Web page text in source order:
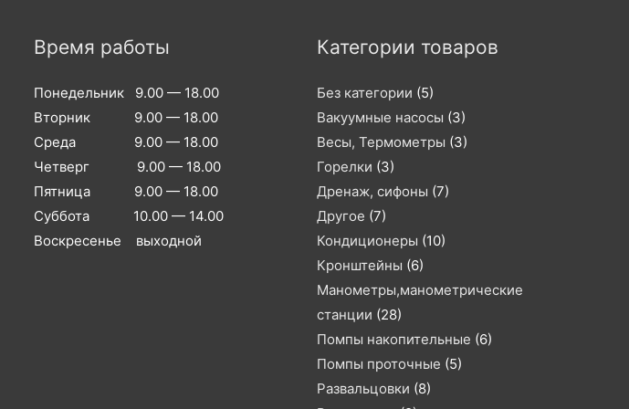
Время работы
Понедельник 9.00 — 18.00
Вторник 9.00 — 18.00
Среда 9.00 — 18.00
Четверг 9.00 — 18.00
Пятница 9.00 — 18.00
Суббота 10.00 — 14.00
Воскресенье выходной
Категории товаров
Без категории (5)
Вакуумные насосы (3)
Весы, Термометры (3)
Горелки (3)
Дренаж, сифоны (7)
Другое (7)
Кондиционеры (10)
Кронштейны (6)
Манометры,манометрические
станции (28)
Помпы накопительные (6)
Помпы проточные (5)
Развальцовки (8)